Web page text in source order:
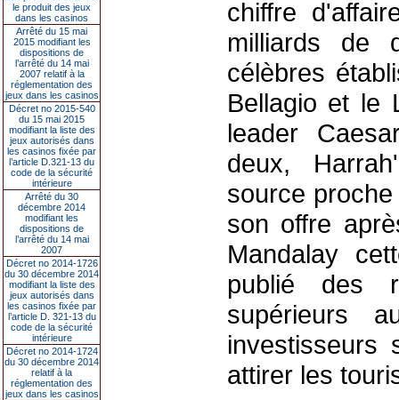
le produit des jeux
dans les casinos
Arrêté du 15 mai
2015 modifiant les
dispositions de
l’arrêté du 14 mai
2007 relatif à la
réglementation des
jeux dans les casinos
Décret no 2015-540
du 15 mai 2015
modifiant la liste des
jeux autorisés dans
les casinos fixée par
l’article D.321-13 du
code de la sécurité
intérieure
Arrêté du 30
décembre 2014
modifiant les
dispositions de
l’arrêté du 14 mai
2007
Décret no 2014-1726
du 30 décembre 2014
modifiant la liste des
jeux autorisés dans
les casinos fixée par
l’article D. 321-13 du
code de la sécurité
intérieure
Décret no 2014-1724
du 30 décembre 2014
relatif à la
réglementation des
jeux dans les casinos
chiffre
milliards de
célèbres
Bellagio et le
leader
deux,
source
son offre
Mandalay
publié des
supérieurs
attirer les